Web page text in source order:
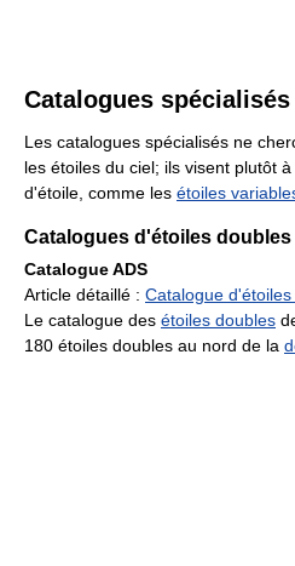
Catalogues spécialisés
Les catalogues spécialisés ne
les étoiles du ciel; ils visent plutôt
d'étoile, comme les étoiles
Catalogues d'étoiles
Catalogue ADS
Article détaillé : Catalogue
Le catalogue des étoiles doubles
180 étoiles doubles au nord de la